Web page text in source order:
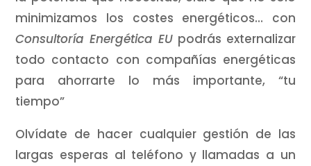
minimizamos los costes energéticos… con
Consultoría Energética EU podrás externalizar
todo contacto con compañías energéticas
para ahorrarte lo más importante, “tu
tiempo”
Olvídate de hacer cualquier gestión de las
largas esperas al teléfono y llamadas a un